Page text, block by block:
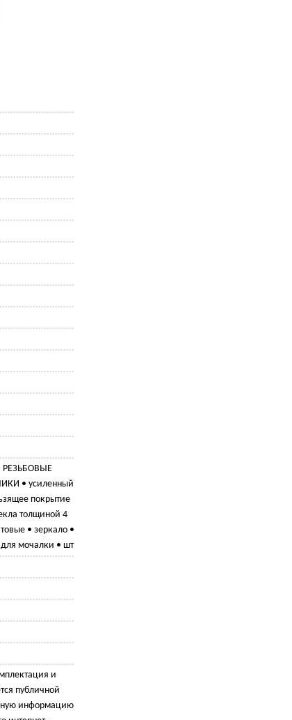
РЕЗЬБОВЫЕ
• усиленный
покрытие
толщиной 4
• зеркало •
мочалки • шт
и
публичной
информацию